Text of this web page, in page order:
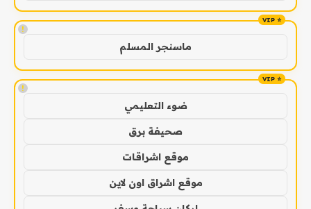
!
ماسنجر المسلم
!
ضوء التعليمي
صحيفة برق
موقع اشراقات
موقع اشراق اون لاين